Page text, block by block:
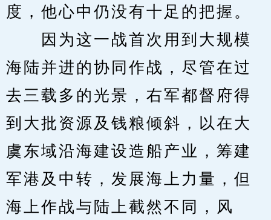
度，他心中仍没有十足的把握。
因为这一战首次用到大规模
海陆并进的协同作战，尽管在过
去三载多的光景，右军都督府得
到大批资源及钱粮倾斜，以在大
虞东域沿海建设造船产业，筹建
军港及中转，发展海上力量，但
海上作战与陆上截然不同，风